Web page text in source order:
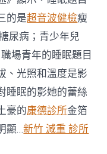
的是超音波健檢瘦
尿病；青少年兒
場青年的睡眠題目
、光照和溫度是影
睡眠的影她的蕾絲
豪的康德診所金箔
顯…新竹 減重 診所